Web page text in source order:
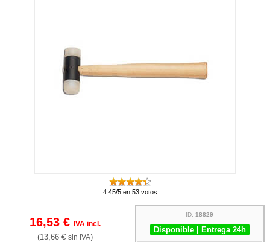
4.45/5 en 53 votos
16,53 € IVA incl.
(13,66 € sin IVA)
ID:18829
Disponible | Entrega 24h